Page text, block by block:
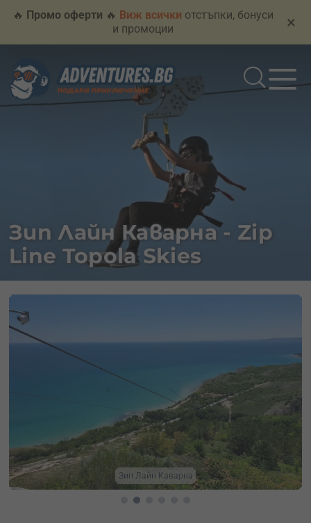
🔥 Промо оферти 🔥 Виж всички отстъпки, бонуси
и промоции
×
Зип Лайн Каварна - Zip
Line Topola Skies
Зип Лайн Каварна